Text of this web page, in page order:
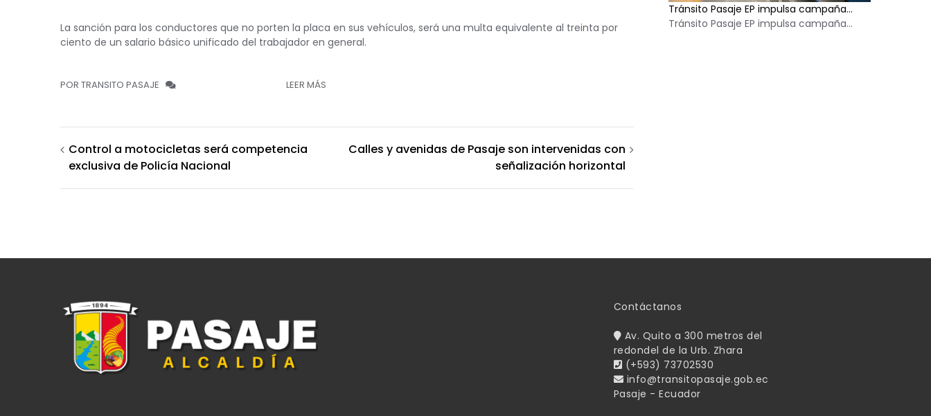
La sanción para los conductores que no porten la placa en sus vehículos, será una multa equivalente al treinta por
ciento de un salario básico unificado del trabajador en general.
POR TRANSITO PASAJE LEER MÁS
Navegación
de
Control a motocicletas será competencia
exclusiva de Policía Nacional
Calles y avenidas de Pasaje son intervenidas con
señalización horizontal
Tránsito Pasaje EP impulsa campaña...
Tránsito Pasaje EP impulsa campaña...
Contáctanos
Av. Quito a 300 metros del
redondel de la Urb. Zhara
(+593) 73702530
info@transitopasaje.gob.ec
Pasaje - Ecuador